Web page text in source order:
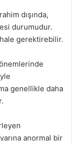
dışında,
durumudur.
gerektirebilir.
genellikle daha
anormal bir